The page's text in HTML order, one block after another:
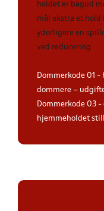
holdet er bagud
mål ekstra et
yderligere en
ved reducering
Dommerkode 01
dommere –
Dommerkode 03
hjemmeholdet